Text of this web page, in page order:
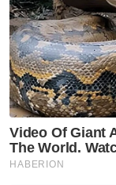
Klip
Putri
MAINJ
sesat
di Kulai.
Ajaran